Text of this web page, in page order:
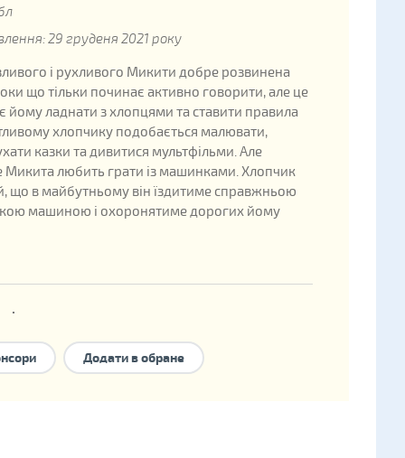
29 груденя 2021 року
і рухливого Микити добре розвинена
що тільки починає активно говорити, але це
йому ладнати з хлопцями та ставити правила
хлопчику подобається малювати,
казки та дивитися мультфільми. Але
Микита любить грати із машинками. Хлопчик
що в майбутньому він їздитиме справжньою
машиною і охоронятиме дорогих йому
2016
в державній базі: 337093
Додати в обране